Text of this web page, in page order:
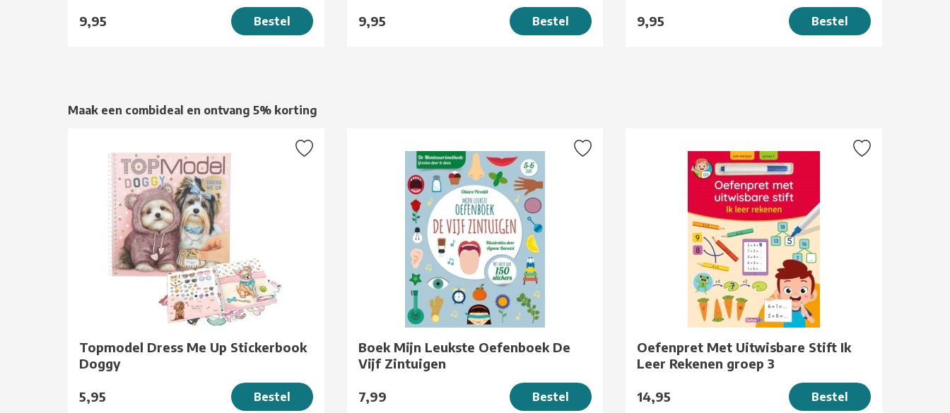
9,95 Bestel 9,95 Bestel 9,95 Bestel
Maak een combideal en ontvang 5% korting
Topmodel Dress Me Up Stickerbook
Doggy
5,95 Bestel
Boek Mijn Leukste Oefenboek De
Vijf Zintuigen
7,99 Bestel
Oefenpret Met Uitwisbare Stift Ik
Leer Rekenen groep 3
14,95 Bestel